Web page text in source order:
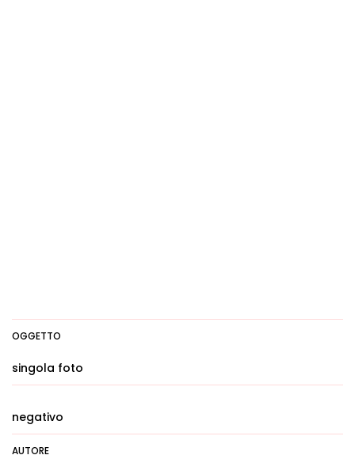
OGGETTO
singola foto
negativo
AUTORE